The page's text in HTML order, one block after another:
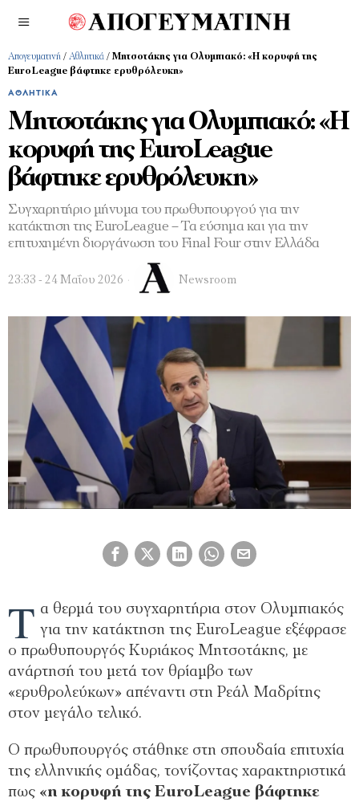
Απογευματινή / Αθλητικά / Μητσοτάκης για Ολυμπιακό: «Η κορυφή της
EuroLeague βάφτηκε ερυθρόλευκη»
ΑΘΛΗΤΙΚΆ
Μητσοτάκης για Ολυμπιακό: «Η
κορυφή της EuroLeague
βάφτηκε ερυθρόλευκη»
Συγχαρητήριο μήνυμα του πρωθυπουργού για την
κατάκτηση της EuroLeague – Τα εύσημα και για την
επιτυχημένη διοργάνωση του Final Four στην Ελλάδα
23:33 - 24 Μαΐου 2026 Newsroom
Τ α θερμά του συγχαρητήρια στον Ολυμπιακός
για την κατάκτηση της EuroLeague εξέφρασε
ο πρωθυπουργός Κυριάκος Μητσοτάκης, με
ανάρτησή του μετά τον θρίαμβο των
«ερυθρολεύκων» απέναντι στη Ρεάλ Μαδρίτης
στον μεγάλο τελικό.
Ο πρωθυπουργός στάθηκε στη σπουδαία επιτυχία
της ελληνικής ομάδας, τονίζοντας χαρακτηριστικά
πως «η κορυφή της EuroLeague βάφτηκε